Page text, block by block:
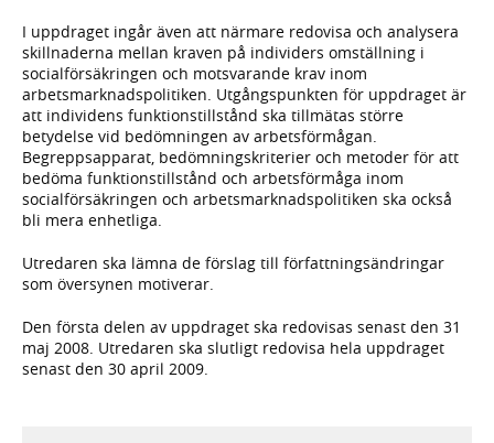
I uppdraget ingår även att närmare redovisa och analysera
skillnaderna mellan kraven på individers omställning i
socialförsäkringen och motsvarande krav inom
arbetsmarknadspolitiken. Utgångspunkten för uppdraget är
att individens funktionstillstånd ska tillmätas större
betydelse vid bedömningen av arbetsförmågan.
Begreppsapparat, bedömningskriterier och metoder för att
bedöma funktionstillstånd och arbetsförmåga inom
socialförsäkringen och arbetsmarknadspolitiken ska också
bli mera enhetliga.
Utredaren ska lämna de förslag till författningsändringar
som översynen motiverar.
Den första delen av uppdraget ska redovisas senast den 31
maj 2008. Utredaren ska slutligt redovisa hela uppdraget
senast den 30 april 2009.